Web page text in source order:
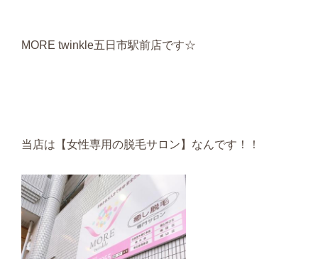
MORE twinkle五日市駅前店です☆
当店は【女性専用の脱毛サロン】なんです！！